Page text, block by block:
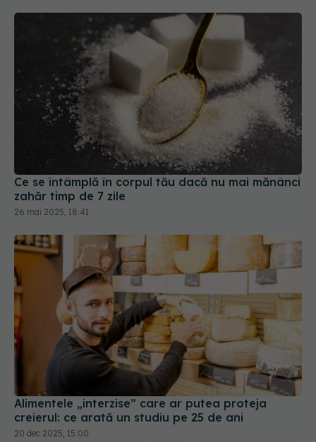
Ce se întâmplă în corpul tău dacă nu mai mănânci
zahăr timp de 7 zile
26 mai 2025, 18:41
Alimentele „interzise” care ar putea proteja
creierul: ce arată un studiu pe 25 de ani
20 dec 2025, 15:00